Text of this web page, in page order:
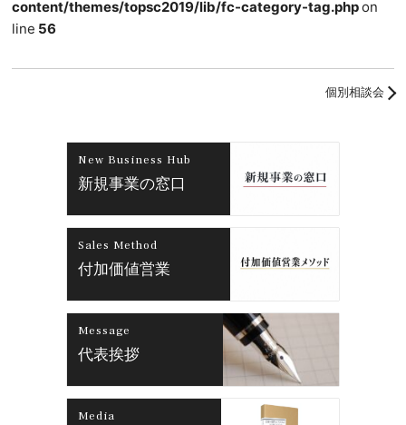
content/themes/topsc2019/lib/fc-category-tag.phpon
line 56
個別相談会
New Business Hub
新規事業の窓口
Sales Method
付加価値営業
Message
代表挨拶
Media